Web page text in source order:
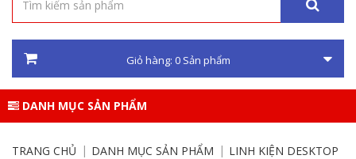
Giỏ hàng: 0Sản phẩm
DANH MỤC SẢN PHẨM
TRANG CHỦ DANH MỤC SẢN PHẨM
LINH KIỆN DESKTOP